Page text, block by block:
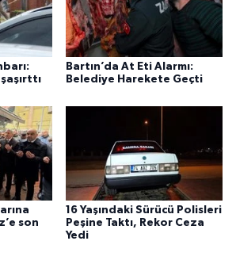
Bartın’da At Eti Alarmı:
Belediye Harekete Geçti
son
16 Yaşındaki Sürücü Polisleri
Peşine Taktı, Rekor Ceza
Yedi